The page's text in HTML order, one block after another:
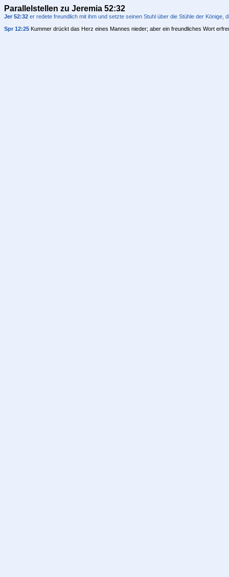
Parallelstellen zu Jeremia 52:32
Jer 52:32 er redete freundlich mit ihm und setzte seinen Stuhl über die Stühle der Könige,
Spr 12:25 Kummer drückt das Herz eines Mannes nieder; aber ein freundliches Wort